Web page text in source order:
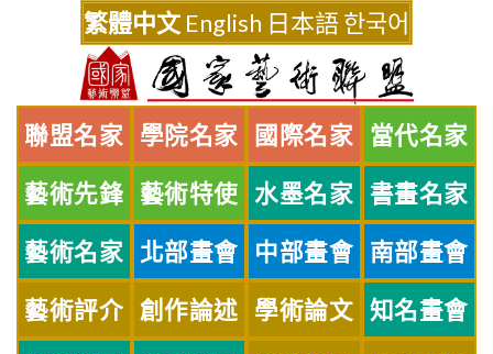
繁體中文 English 日本語한국어
聯盟名家 學院名家 國際名家 當代名家
藝術先鋒 藝術特使 水墨名家 書畫名家
藝術名家 北部畫會 中部畫會 南部畫會
藝術評介 創作論述 學術論文 知名畫會